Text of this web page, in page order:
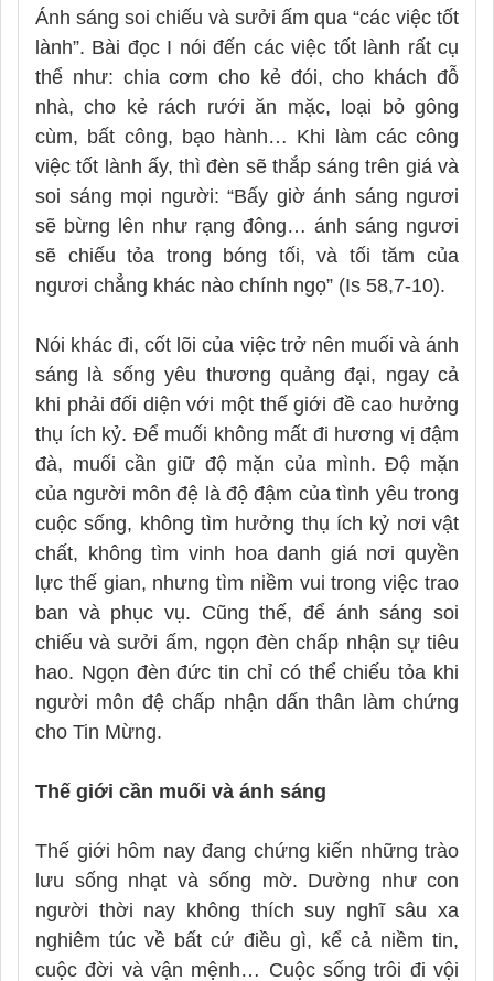
Ánh sáng soi chiếu và sưởi ấm qua “các việc tốt
lành”. Bài đọc I nói đến các việc tốt lành rất cụ
thể như: chia cơm cho kẻ đói, cho khách đỗ
nhà, cho kẻ rách rưới ăn mặc, loại bỏ gông
cùm, bất công, bạo hành… Khi làm các công
việc tốt lành ấy, thì đèn sẽ thắp sáng trên giá và
soi sáng mọi người: “Bấy giờ ánh sáng ngươi
sẽ bừng lên như rạng đông… ánh sáng ngươi
sẽ chiếu tỏa trong bóng tối, và tối tăm của
ngươi chẳng khác nào chính ngọ” (Is 58,7-10).
Nói khác đi, cốt lõi của việc trở nên muối và ánh
sáng là sống yêu thương quảng đại, ngay cả
khi phải đối diện với một thế giới đề cao hưởng
thụ ích kỷ. Để muối không mất đi hương vị đậm
đà, muối cần giữ độ mặn của mình. Độ mặn
của người môn đệ là độ đậm của tình yêu trong
cuộc sống, không tìm hưởng thụ ích kỷ nơi vật
chất, không tìm vinh hoa danh giá nơi quyền
lực thế gian, nhưng tìm niềm vui trong việc trao
ban và phục vụ. Cũng thế, để ánh sáng soi
chiếu và sưởi ấm, ngọn đèn chấp nhận sự tiêu
hao. Ngọn đèn đức tin chỉ có thể chiếu tỏa khi
người môn đệ chấp nhận dấn thân làm chứng
cho Tin Mừng.
Thế giới cần muối và ánh sáng
Thế giới hôm nay đang chứng kiến những trào
lưu sống nhạt và sống mờ. Dường như con
người thời nay không thích suy nghĩ sâu xa
nghiêm túc về bất cứ điều gì, kể cả niềm tin,
cuộc đời và vận mệnh… Cuộc sống trôi đi vội